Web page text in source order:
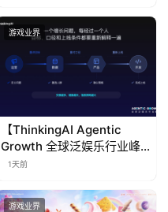
游戏业界
【ThinkingAI Agentic
Growth 全球泛娱乐行业峰
会】Agent 时代，人到底负
1天前
游戏业界